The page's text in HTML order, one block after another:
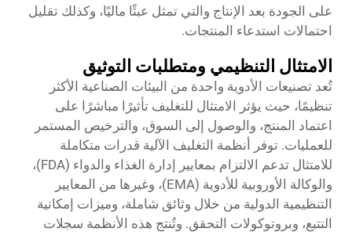
على الجودة بعد الإنتاج والتي تمثل عبئًا ماليًا، وكذلك تقليل
احتمالات استدعاء المنتجات.
الامتثال التنظيمي ومتطلبات التوثيق
تُعد تصنيعات الأدوية واحدة من البيئات الصناعية الأكثر
تنظيمًا، حيث يؤثر الامتثال للتغليف تأثيرًا مباشرًا على
اعتماد المنتج، والوصول إلى السوق، والترخيص المستمر
للعمليات. توفر أنظمة التغليف الآلية قدرات متكاملة
للامتثال تدعم الالتزام بمعايير إدارة الغذاء والدواء (FDA)،
والوكالة الأوروبية للأدوية (EMA)، وغيرها من المعايير
التنظيمية الدولية من خلال وثائق شاملة، وميزات إمكانية
التتبع، وبروتوكولات التحقق. وتُنتج هذه الأنظمة سجلات